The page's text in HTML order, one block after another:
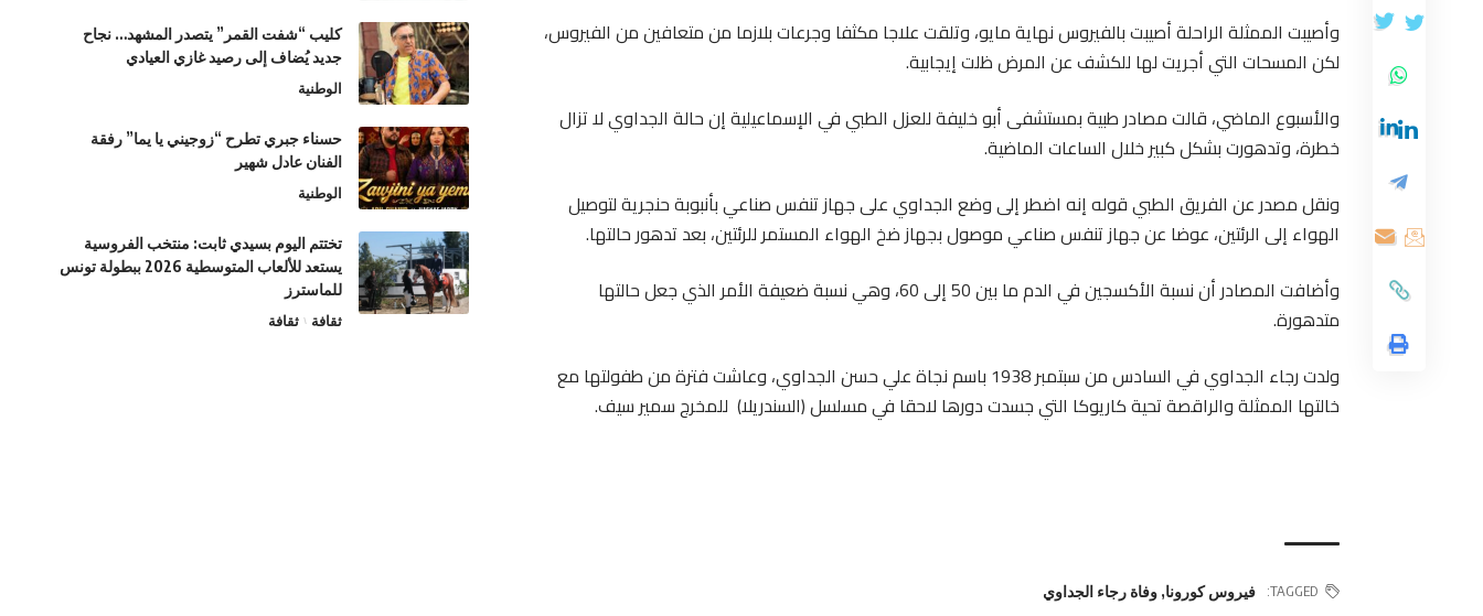
وأصيبت الممثلة الراحلة أصيبت بالفيروس نهاية مايو، وتلقت علاجا مكثفا وجرعات بلازما من متعافين من الفيروس،
لكن المسحات التي أجريت لها للكشف عن المرض ظلت إيجابية.
والأسبوع الماضي، قالت مصادر طبية بمستشفى أبو خليفة للعزل الطبي في الإسماعيلية إن حالة الجداوي لا تزال
خطرة، وتدهورت بشكل كبير خلال الساعات الماضية.
ونقل مصدر عن الفريق الطبي قوله إنه اضطر إلى وضع الجداوي على جهاز تنفس صناعي بأنبوبة حنجرية لتوصيل
الهواء إلى الرئتين، عوضا عن جهاز تنفس صناعي موصول بجهاز ضخ الهواء المستمر للرئتين، بعد تدهور حالتها.
وأضافت المصادر أن نسبة الأكسجين في الدم ما بين 50 إلى 60، وهي نسبة ضعيفة الأمر الذي جعل حالتها
متدهورة.
ولدت رجاء الجداوي في السادس من سبتمبر 1938 باسم نجاة علي حسن الجداوي، وعاشت فترة من طفولتها مع
خالتها الممثلة والراقصة تحية كاريوكا التي جسدت دورها لاحقا في مسلسل (السندريلا) للمخرج سمير سيف.
TAGGED: فيروس كورونا, وفاة رجاء الجداوي
كليب “شفت القمر” يتصدر المشهد… نجاح
جديد يُضاف إلى رصيد غازي العيادي
الوطنية
حسناء جبري تطرح “زوجيني يا يما” رفقة
الفنان عادل شهير
الوطنية
تختتم اليوم بسيدي ثابت: منتخب الفروسية
يستعد للألعاب المتوسطية 2026 ببطولة تونس
للماسترز
ثقافة ثقافة